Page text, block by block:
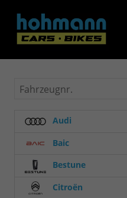
Fahrzeugnr.
Audi
Baic
Bestune
Citroën